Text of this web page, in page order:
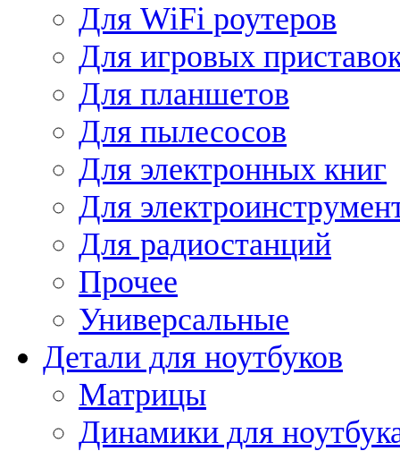
Для WiFi роутеров
Для игровых
Для планшетов
Для пылесосов
Для электронных книг
Для
Для радиостанций
Прочее
Универсальные
Детали для ноутбуков
Матрицы
Динамики для